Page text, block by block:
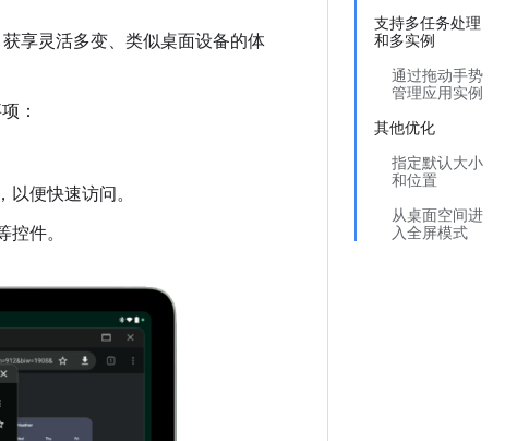
支持多任务处理
和多实例
通过拖动手势
管理应用实例
其他优化
指定默认大小
和位置
从桌面空间进
入全屏模式
享灵活多变、类似桌面设备的体
：
便快速访问。
件。